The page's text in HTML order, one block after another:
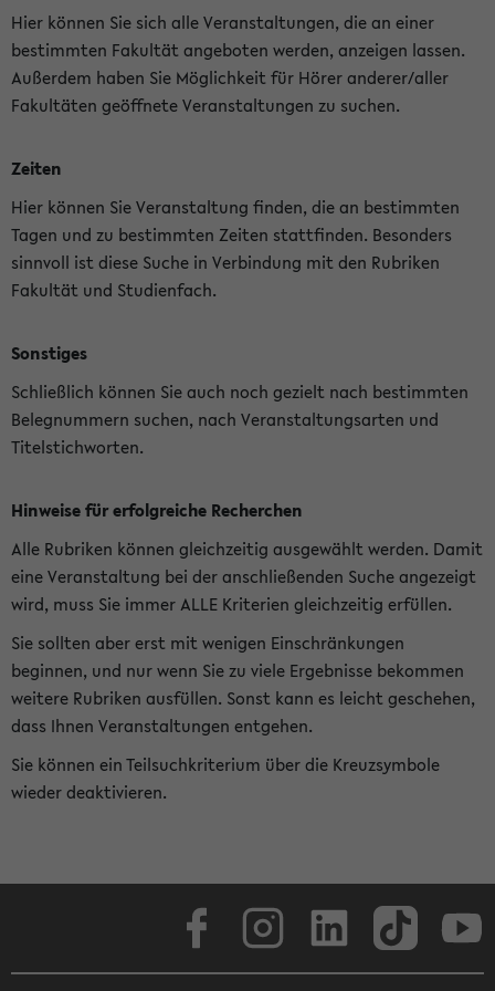
Hier können Sie sich alle Veranstaltungen, die an einer
bestimmten Fakultät angeboten werden, anzeigen lassen.
Außerdem haben Sie Möglichkeit für Hörer anderer/aller
Fakultäten geöffnete Veranstaltungen zu suchen.
Zeiten
Hier können Sie Veranstaltung finden, die an bestimmten
Tagen und zu bestimmten Zeiten stattfinden. Besonders
sinnvoll ist diese Suche in Verbindung mit den Rubriken
Fakultät und Studienfach.
Sonstiges
Schließlich können Sie auch noch gezielt nach bestimmten
Belegnummern suchen, nach Veranstaltungsarten und
Titelstichworten.
Hinweise für erfolgreiche Recherchen
Alle Rubriken können gleichzeitig ausgewählt werden. Damit
eine Veranstaltung bei der anschließenden Suche angezeigt
wird, muss Sie immer ALLE Kriterien gleichzeitig erfüllen.
Sie sollten aber erst mit wenigen Einschränkungen
beginnen, und nur wenn Sie zu viele Ergebnisse bekommen
weitere Rubriken ausfüllen. Sonst kann es leicht geschehen,
dass Ihnen Veranstaltungen entgehen.
Sie können ein Teilsuchkriterium über die Kreuzsymbole
wieder deaktivieren.